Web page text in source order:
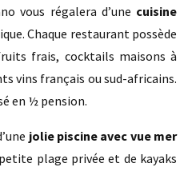
vous régalera d’une cuisine
Chaque restaurant possède
frais, cocktails maisons à
vins français ou sud-africains.
en ½ pension.
jolie piscine avec vue mer
plage privée et de kayaks